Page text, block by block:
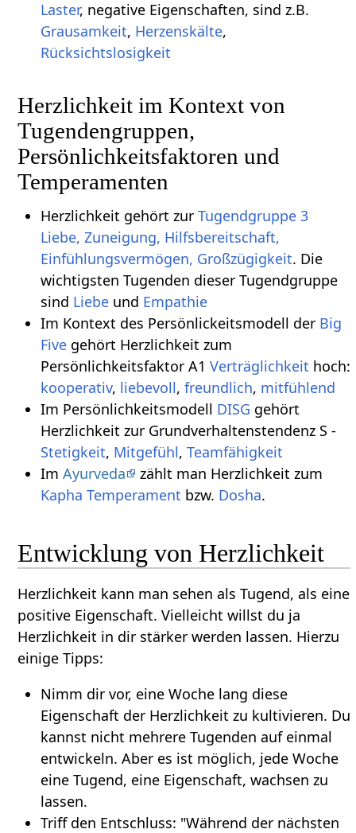
Laster, negative Eigenschaften, sind z.B.
Grausamkeit, Herzenskälte,
Rücksichtslosigkeit
Herzlichkeit im Kontext von
Tugendengruppen,
Persönlichkeitsfaktoren und
Temperamenten
Herzlichkeit gehört zur Tugendgruppe 3
Liebe, Zuneigung, Hilfsbereitschaft,
Einfühlungsvermögen, Großzügigkeit. Die
wichtigsten Tugenden dieser Tugendgruppe
sind Liebeund Empathie
Im Kontext des Persönlickeitsmodell der Big
Fivegehört Herzlichkeit zum
Persönlichkeitsfaktor A1 Verträglichkeit hoch:
kooperativ, liebevoll, freundlich, mitfühlend
Im Persönlichkeitsmodell DISG gehört
Herzlichkeit zur Grundverhaltenstendenz S -
Stetigkeit, Mitgefühl, Teamfähigkeit
Im Ayurveda
zählt man Herzlichkeit zum
Kapha Temperament bzw. Dosha.
Entwicklung von Herzlichkeit
Herzlichkeit kann man sehen als Tugend, als eine
positive Eigenschaft. Vielleicht willst du ja
Herzlichkeit in dir stärker werden lassen. Hierzu
einige Tipps:
Nimm dir vor, eine Woche lang diese
Eigenschaft der Herzlichkeit zu kultivieren. Du
kannst nicht mehrere Tugenden auf einmal
entwickeln. Aber es ist möglich, jede Woche
eine Tugend, eine Eigenschaft, wachsen zu
lassen.
Triff den Entschluss: "Während der nächsten